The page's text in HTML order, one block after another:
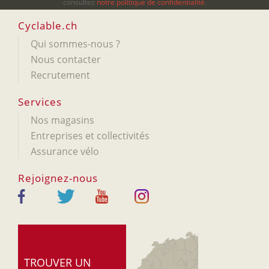
consultez notre politique de confidentialité.
Cyclable.ch
Qui sommes-nous ?
Nous contacter
Recrutement
Services
Nos magasins
Entreprises et collectivités
Assurance vélo
Rejoignez-nous
TROUVER UN